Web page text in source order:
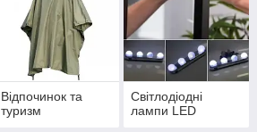
Відпочинок та
туризм
Світлодіодні
лампи LED